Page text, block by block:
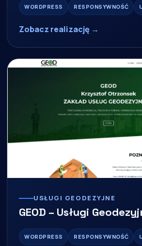
WORDPRESS RESPONSYWNOŚĆ
Zobacz realizację →
USŁUGI GEODEZYJNE
GEOD – Usługi
WORDPRESS RESPONSYWNOŚĆ